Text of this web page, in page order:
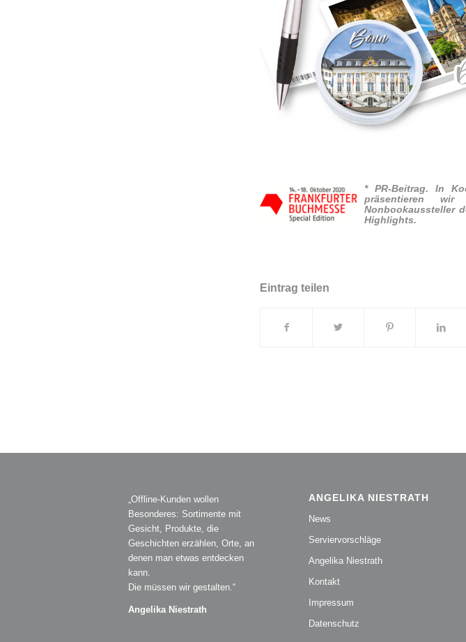
* PR-Beitrag. In
präsentieren
Nonbookaussteller
Highlights.
Eintrag teilen
„Offline-Kunden wollen
Besonderes: Sortimente mit
Gesicht, Produkte, die
Geschichten erzählen, Orte, an
denen man etwas entdecken
kann.
Die müssen wir gestalten.“
Angelika Niestrath
ANGELIKA NIESTRATH
News
Serviervorschläge
Angelika Niestrath
Kontakt
Impressum
Datenschutz